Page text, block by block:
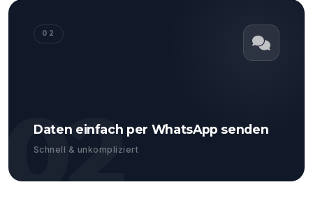
02
02
Daten einfach per WhatsApp senden
Schnell & unkompliziert